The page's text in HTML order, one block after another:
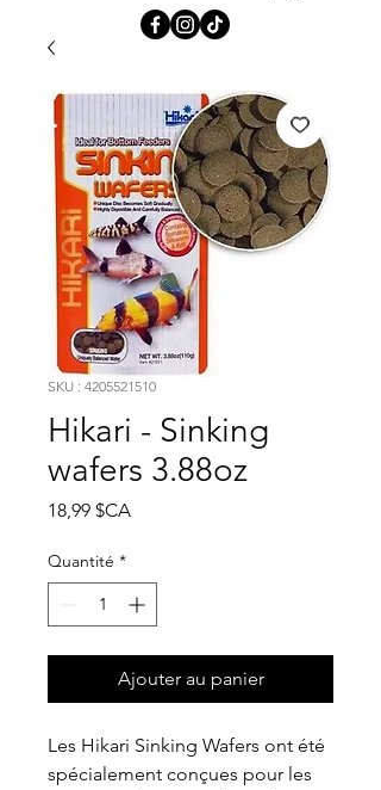
SKU : 4205521510
Hikari - Sinking
wafers 3.88oz
18,99 $CAPrix
Quantité *
Ajouter au panier
Les Hikari Sinking Wafers ont été
spécialement conçues pour les